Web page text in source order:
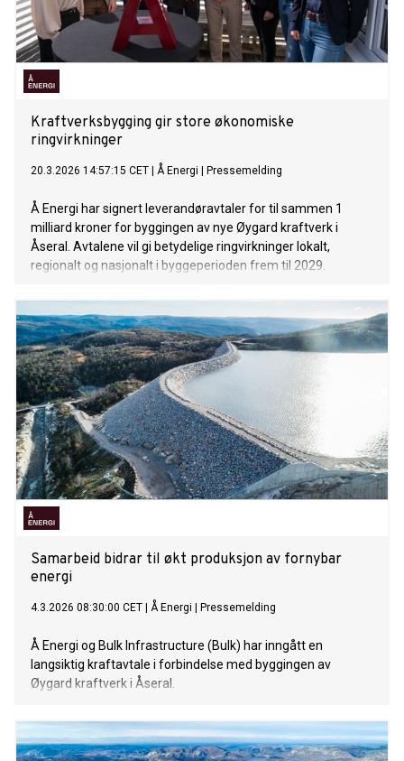
Kraftverksbygging gir store økonomiske
ringvirkninger
20.3.2026 14:57:15 CET Å Energi Pressemelding
Å Energi har signert leverandøravtaler for til sammen 1
milliard kroner for byggingen av nye Øygard kraftverk i
Åseral. Avtalene vil gi betydelige ringvirkninger lokalt,
regionalt og nasjonalt i byggeperioden frem til 2029.
Samarbeid bidrar til økt produksjon av fornybar
energi
4.3.2026 08:30:00 CET Å Energi Pressemelding
Å Energi og Bulk Infrastructure (Bulk) har inngått en
langsiktig kraftavtale i forbindelse med byggingen av
Øygard kraftverk i Åseral.